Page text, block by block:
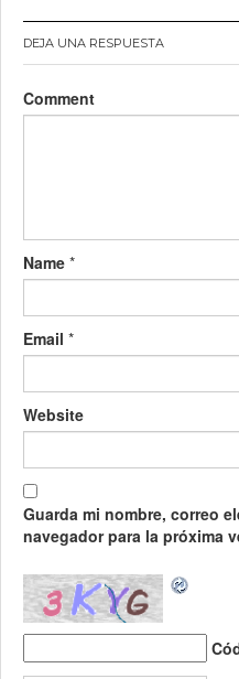
DEJA UNA RESPUESTA
Comment
Name *
Email *
Website
Guarda mi nombre, correo
navegador para la próxima